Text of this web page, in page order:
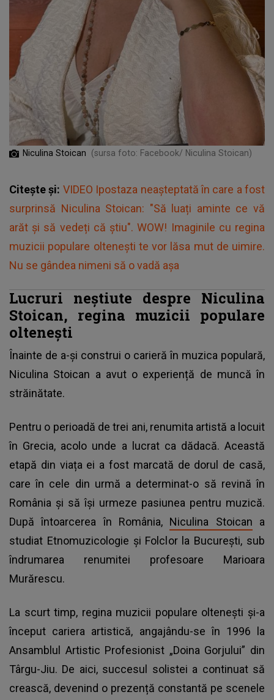
Niculina Stoican (sursa foto: Facebook/ Niculina Stoican)
Citește și: VIDEO Ipostaza neașteptată în care a fost
surprinsă Niculina Stoican: "Să luați aminte ce vă
arăt și să vedeți că știu". WOW! Imaginile cu regina
muzicii populare oltenești te vor lăsa mut de uimire.
Nu se gândea nimeni să o vadă aşa
Lucruri neștiute despre Niculina
Stoican, regina muzicii populare
oltenești
Înainte de a-și construi o carieră în muzica populară,
Niculina Stoican a avut o experiență de muncă în
străinătate.
Pentru o perioadă de trei ani, renumita artistă a locuit
în Grecia, acolo unde a lucrat ca dădacă. Această
etapă din viața ei a fost marcată de dorul de casă,
care în cele din urmă a determinat-o să revină în
România și să își urmeze pasiunea pentru muzică.
După întoarcerea în România, Niculina Stoican a
studiat Etnomuzicologie și Folclor la București, sub
îndrumarea renumitei profesoare Marioara
Murărescu.
La scurt timp, regina muzicii populare oltenești și-a
început cariera artistică, angajându-se în 1996 la
Ansamblul Artistic Profesionist „Doina Gorjului” din
Târgu-Jiu. De aici, succesul solistei a continuat să
crească, devenind o prezență constantă pe scenele